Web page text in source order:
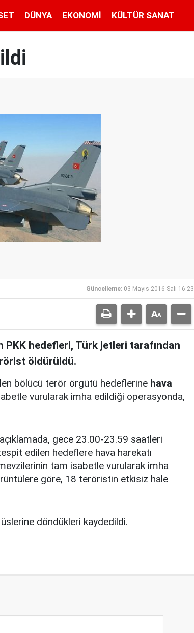
DÜNYA EKONOMI KÜLTÜR SANAT
Güncelleme: 03 Mayıs 2016 Salı 16:23
PKK hedefleri, Türk jetleri tarafından
öldürüldü.
bölücü terör örgütü hedeflerine hava
vurularak imha edildiği operasyonda,
gece 23.00-23.59 saatleri
edilen hedeflere hava harekatı
tam isabetle vurularak imha
göre, 18 teröristin etkisiz hale
döndükleri kaydedildi.